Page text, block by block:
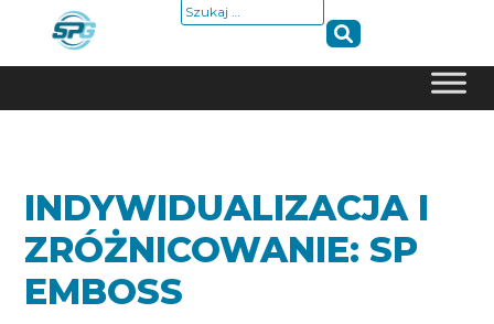
Szukaj:
INDYWIDUALIZACJA I
ZRÓŻNICOWANIE: SP
EMBOSS